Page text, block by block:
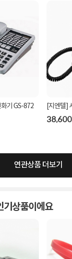
기 GS-872
[지엔텔]
38,600
연관상품 더보기
기상품이에요